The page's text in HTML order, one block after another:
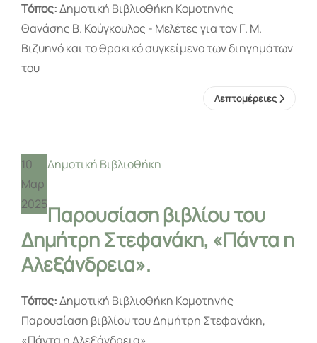
Τόπος:Δημοτική Βιβλιοθήκη Κομοτηνής
Θανάσης Β. Κούγκουλος - Μελέτες για τον Γ. Μ.
Βιζυηνό και το θρακικό συγκείμενο των διηγημάτων
του
Λεπτομέρειες
10
Μαρ
2025
Δημοτική Βιβλιοθήκη
Παρουσίαση βιβλίου του
Δημήτρη Στεφανάκη, «Πάντα η
Αλεξάνδρεια».
Τόπος:Δημοτική Βιβλιοθήκη Κομοτηνής
Παρουσίαση βιβλίου του Δημήτρη Στεφανάκη,